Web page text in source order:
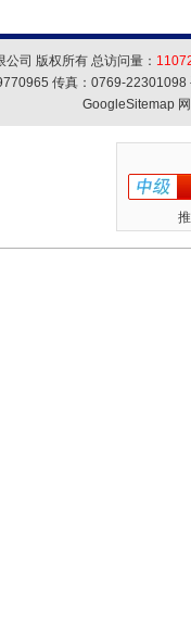
司 版权所有 总访问量：
传真：0769-
GoogleSitemap网